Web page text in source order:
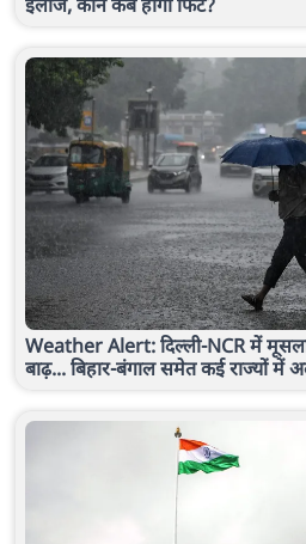
Weather Alert: दिल्ली-NCR में
बाढ़... बिहार-बंगाल समेत कई राज्यों में